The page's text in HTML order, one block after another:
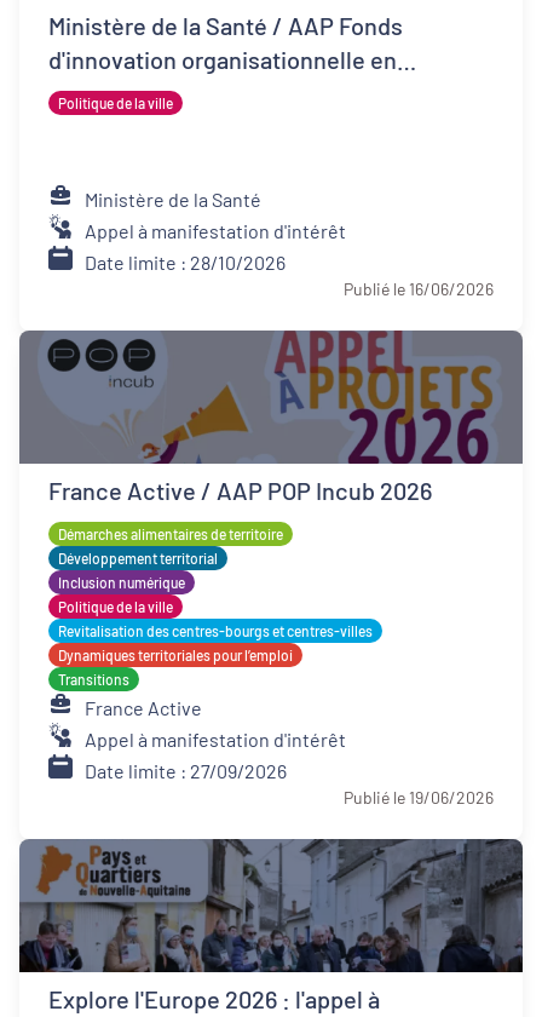
Ministère de la Santé / AAP Fonds
d'innovation organisationnelle en
psychiatrie (FIOP)
Politique de la ville
Ministère de la Santé
Appel à manifestation d'intérêt
Date limite : 28/10/2026
Publié le 16/06/2026
France Active / AAP POP Incub 2026
Démarches alimentaires de territoire
Développement territorial
Inclusion numérique
Politique de la ville
Revitalisation des centres-bourgs et centres-villes
Dynamiques territoriales pour l’emploi
Transitions
France Active
Appel à manifestation d'intérêt
Date limite : 27/09/2026
Publié le 19/06/2026
Explore l'Europe 2026 : l'appel à